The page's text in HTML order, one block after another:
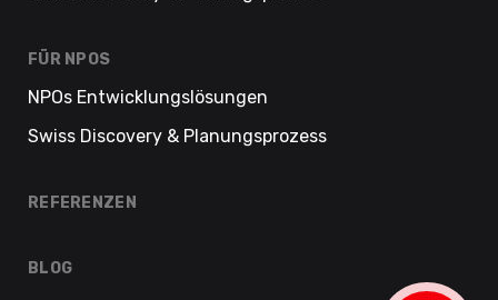
FÜR NPOS
NPOs Entwicklungslösungen
Swiss Discovery & Planungsprozess
REFERENZEN
BLOG